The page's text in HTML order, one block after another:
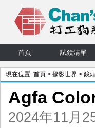
首頁 試鏡清單
現在位置: 首頁 > 攝影世界 > 鏡
Agfa
2024年11月